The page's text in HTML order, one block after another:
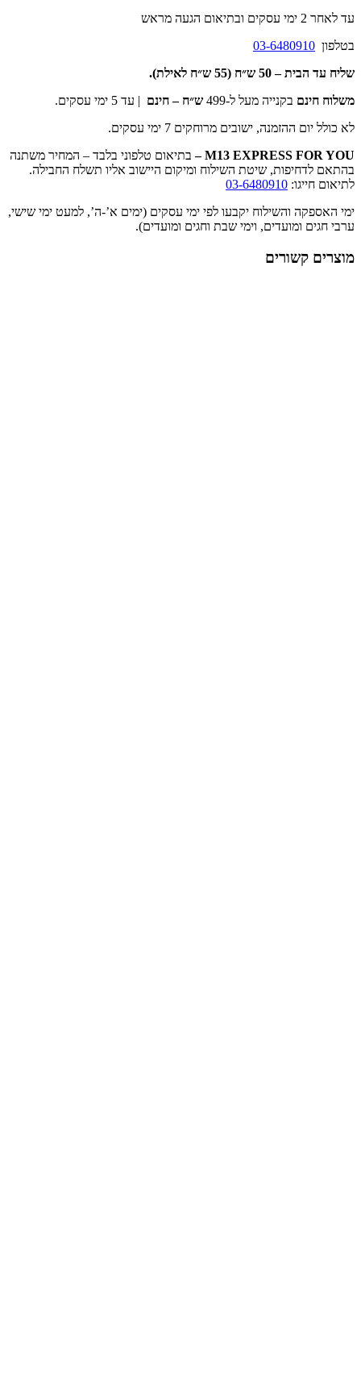
עד לאחר 2 ימי עסקים ובתיאום הגעה מראש
בטלפון 03-6480910
שליח עד הבית –50 ש״ח (55 ש״ח לאילת).
משלוח חינם בקנייה מעל ל-499 ש״ח – חינם | עד 5 ימי עסקים.
לא כולל יום ההזמנה, ישובים מרוחקים 7 ימי עסקים.
M13 EXPRESS FOR YOU
–בתיאום טלפוני בלבד – המחיר משתנה
בהתאם לדחיפות, שיטת השילוח ומיקום היישוב אליו תשלח החבילה.
לתיאום חייגו: 03-6480910
ימי האספקה והשילוח יקבעו לפי ימי עסקים (ימים א’-ה’, למעט ימי שישי,
ערבי חגים ומועדים, וימי שבת וחגים ומועדים).
מוצרים קשורים